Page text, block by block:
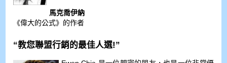
馬克喬伊納
《偉大的公式》的作者
“教您聯盟行銷的最佳人選!”